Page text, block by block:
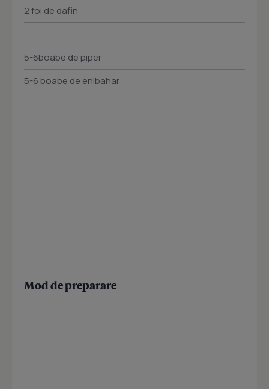
2 foi de dafin
5-6boabe de piper
5-6 boabe de enibahar
Mod de preparare